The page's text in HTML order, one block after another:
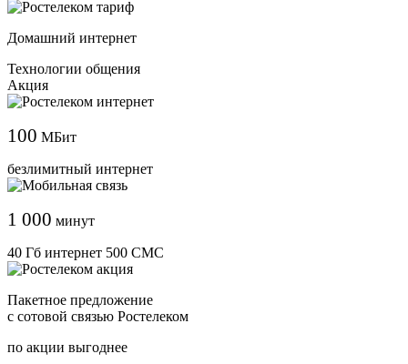
Домашний интернет
Технологии общения
Акция
100 МБит
безлимитный интернет
1 000 минут
40 Гб интернет 500 СМС
Пакетное предложение
с сотовой связью Ростелеком
по акции выгоднее